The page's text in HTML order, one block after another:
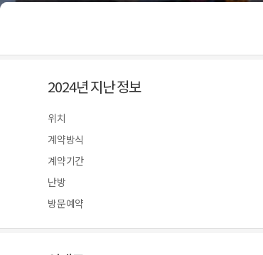
2024년 지난 정보
위치
계약방식
계약기간
난방
방문예약